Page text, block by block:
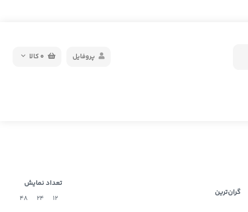
0کالا پروفایل
گران‌ترین
تعداد نمایش
12
24
48